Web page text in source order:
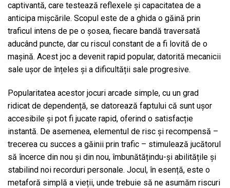
captivantă, care testează reflexele și capacitatea de a
anticipa mișcările. Scopul este de a ghida o găină prin
traficul intens de pe o șosea, fiecare bandă traversată
aducând puncte, dar cu riscul constant de a fi lovită de o
mașină. Acest joc a devenit rapid popular, datorită mecanicii
sale ușor de înțeles și a dificultății sale progresive.
Popularitatea acestor jocuri arcade simple, cu un grad
ridicat de dependență, se datorează faptului că sunt ușor
accesibile și pot fi jucate rapid, oferind o satisfacție
instantă. De asemenea, elementul de risc și recompensă –
trecerea cu succes a găinii prin trafic – stimulează jucătorul
să încerce din nou și din nou, îmbunătățindu-și abilitățile și
stabilind noi recorduri personale. Jocul, în esență, este o
metaforă simplă a vieții, unde trebuie să ne asumăm riscuri